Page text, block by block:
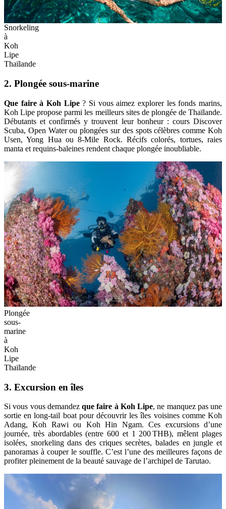
Snorkeling
à
Koh
Lipe
Thaïlande
2. Plongée sous-marine
Que faire à Koh Lipe? Si vous aimez explorer les fonds marins,
Koh Lipe propose parmi les meilleurs sites de plongée de Thaïlande.
Débutants et confirmés y trouvent leur bonheur : cours Discover
Scuba, Open Water ou plongées sur des spots célèbres comme Koh
Usen, Yong Hua ou 8-Mile Rock. Récifs colorés, tortues, raies
manta et requins-baleines rendent chaque plongée inoubliable.
Plongée
sous-
marine
à
Koh
Lipe
Thaïlande
3. Excursion en îles
Si vous vous demandez que faire à Koh Lipe, ne manquez pas une
sortie en long-tail boat pour découvrir les îles voisines comme Koh
Adang, Koh Rawi ou Koh Hin Ngam. Ces excursions d’une
journée, très abordables (entre 600 et 1 200 THB), mêlent plages
isolées, snorkeling dans des criques secrètes, balades en jungle et
panoramas à couper le souffle. C’est l’une des meilleures façons de
profiter pleinement de la beauté sauvage de l’archipel de Tarutao.